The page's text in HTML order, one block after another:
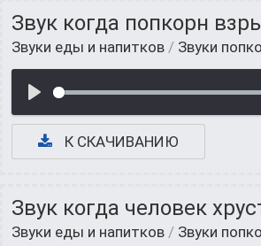
Звук когда попкорн
Звуки еды и напитков / Звуки
К СКАЧИВАНИЮ
Звук когда человек
Звуки еды и напитков / Звуки